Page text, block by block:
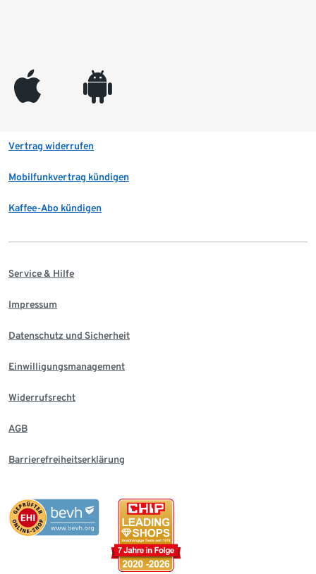
appleinc android
Vertrag widerrufen
Mobilfunkvertrag kündigen
Kaffee-Abo kündigen
Service & Hilfe
Impressum
Datenschutz und Sicherheit
Einwilligungsmanagement
Widerrufsrecht
AGB
Barrierefreiheitserklärung